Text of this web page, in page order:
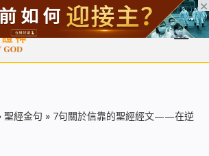
天國福音 基督徒見證 信仰解答 聖經
聖經金句 » 7句關於信靠的聖經經文——在逆